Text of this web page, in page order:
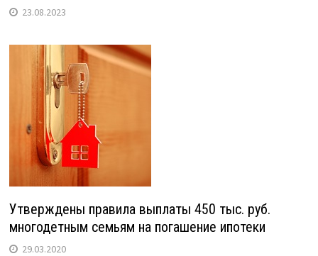
23.08.2023
Утверждены правила выплаты 450 тыс. руб.
многодетным семьям на погашение ипотеки
29.03.2020